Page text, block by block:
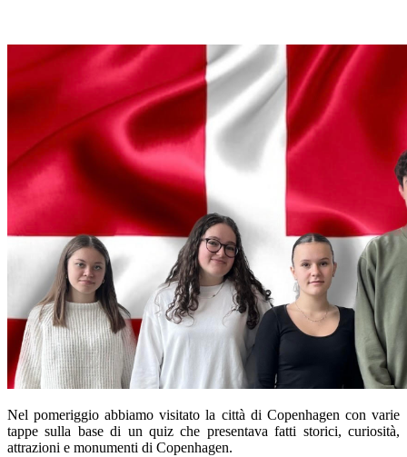
Nel pomeriggio abbiamo visitato la città di Copenhagen con varie
tappe sulla base di un quiz che presentava fatti storici, curiosità,
attrazioni e monumenti di Copenhagen.